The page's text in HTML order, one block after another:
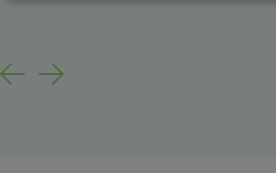
Previous
Next